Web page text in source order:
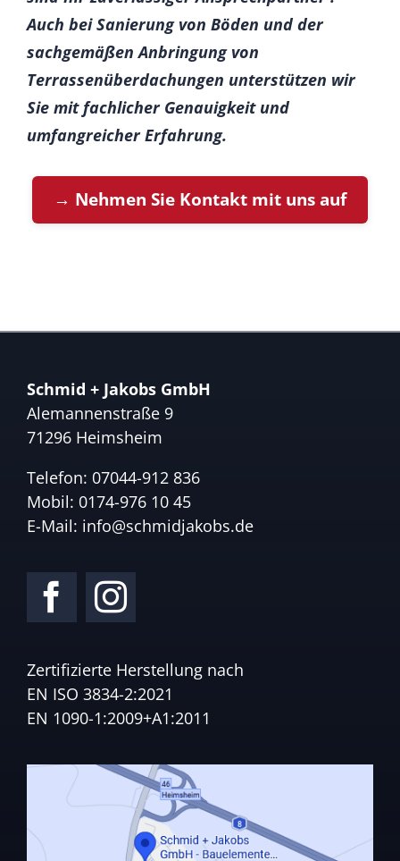
Auch bei Sanierung von Böden und der
sachgemäßen Anbringung von
Terrassenüberdachungen unterstützen wir
Sie mit fachlicher Genauigkeit und
umfangreicher Erfahrung.
→ Nehmen Sie Kontakt mit uns auf
Schmid + Jakobs GmbH
Alemannenstraße 9
71296 Heimsheim
Telefon: 07044-912 836
Mobil: 0174-976 10 45
E-Mail: info@schmidjakobs.de
Zertifizierte Herstellung nach
EN ISO 3834-2:2021
EN 1090-1:2009+A1:2011